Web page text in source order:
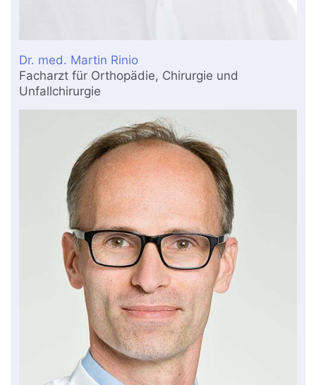
Dr. med. Martin Rinio
Facharzt für Orthopädie, Chirurgie und
Unfallchirurgie